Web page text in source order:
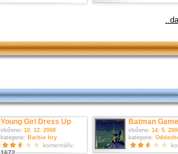
Young Girl Dress Up
vloženo: 10. 12. 2008
kategorie: Barbie hry
komentářu:
1672
Batman Game
vloženo: 14. 5.
kategorie: